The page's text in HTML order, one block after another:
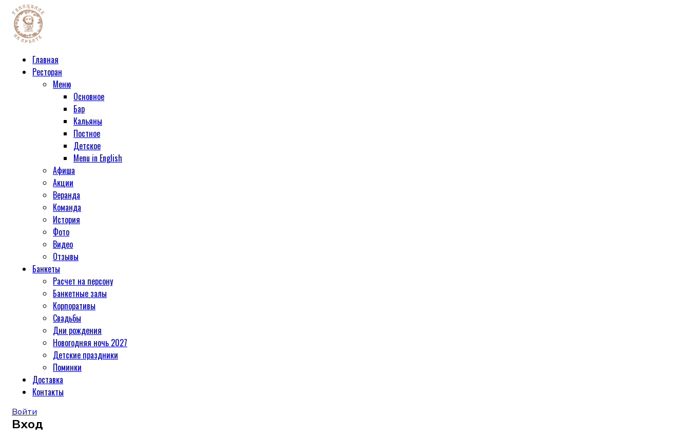
Главная
Ресторан
Меню
Основное
Бар
Кальяны
Постное
Детское
Menu in English
Афиша
Акции
Веранда
Команда
История
Фото
Видео
Отзывы
Банкеты
Расчет на персону
Банкетные залы
Корпоративы
Свадьбы
Дни рождения
Новогодняя ночь 2027
Детские праздники
Поминки
Доставка
Контакты
Войти
Вход